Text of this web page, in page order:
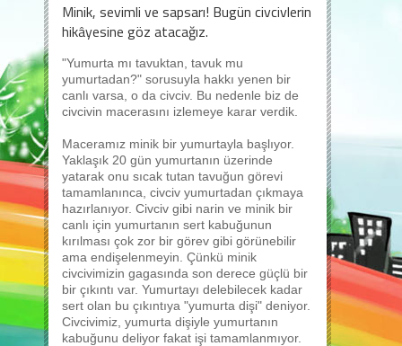
Minik, sevimli ve sapsarı! Bugün civcivlerin
hikâyesine göz atacağız.
"Yumurta mı tavuktan, tavuk mu
yumurtadan?" sorusuyla hakkı yenen bir
canlı varsa, o da civciv. Bu nedenle biz de
civcivin macerasını izlemeye karar verdik.
Maceramız minik bir yumurtayla başlıyor.
Yaklaşık 20 gün yumurtanın üzerinde
yatarak onu sıcak tutan tavuğun görevi
tamamlanınca, civciv yumurtadan çıkmaya
hazırlanıyor. Civciv gibi narin ve minik bir
canlı için yumurtanın sert kabuğunun
kırılması çok zor bir görev gibi görünebilir
ama endişelenmeyin. Çünkü minik
civcivimizin gagasında son derece güçlü bir
bir çıkıntı var. Yumurtayı delebilecek kadar
sert olan bu çıkıntıya "yumurta dişi" deniyor.
Civcivimiz, yumurta dişiyle yumurtanın
kabuğunu deliyor fakat işi tamamlanmıyor.